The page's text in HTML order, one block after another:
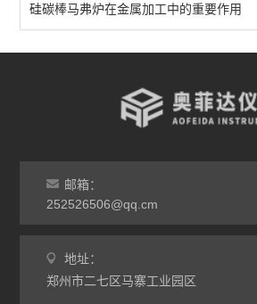
箱式高温炉
灰分马弗炉
非标定做马弗炉
工业马弗炉
硅碳棒马弗炉在金属加工中的重要作用
邮箱：
252526506@qq.cm
地址：
郑州市二七区马寨工业园区